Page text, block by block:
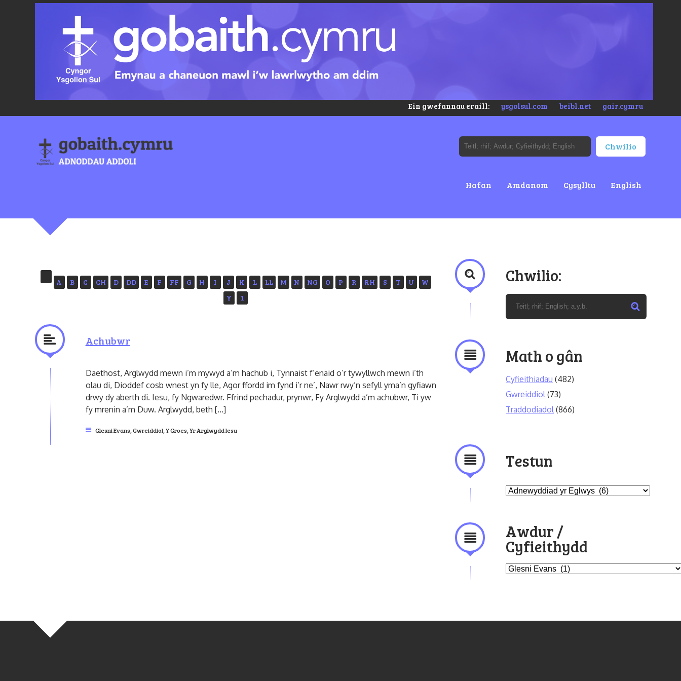
Ein gwefannau eraill: ysgolsul.com beibl.net gair.cymru
Hafan Amdanom Cysylltu English
A B C CH D DD E F FF G H I J K L LL M N NG O P R RH S T U
W
Y
1
Achubwr
Daethost, Arglwydd mewn i’m mywyd a’m hachub i, Tynnaist f’enaid o’r tywyllwch mewn i’th
olau di, Dioddef cosb wnest yn fy lle, Agor ffordd im fynd i’r ne’, Nawr rwy’n sefyll yma’n gyfiawn
drwy dy aberth di. Iesu, fy Ngwaredwr. Ffrind pechadur, prynwr, Fy Arglwydd a’m achubwr, Ti yw
fy mrenin a’m Duw. Arglwydd, beth […]
Glesni Evans Gwreiddiol, Y Groes Yr Arglwydd Iesu
Chwilio:
Math o gân
Cyfieithiadau (482)
Gwreiddiol (73)
Traddodiadol (866)
Testun
Awdur /
Cyfieithydd